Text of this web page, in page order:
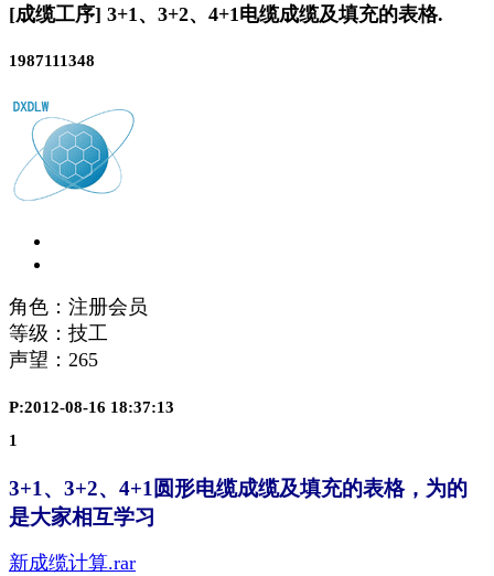
[成缆工序] 3+1、3+2、4+1电缆成缆及填充的表格.
1987111348
角色：注册会员
等级：技工
声望： 265
P:2012-08-16 18:37:13
1
3+1、3+2、4+1圆形电缆成缆及填充的表格，为的
是大家相互学习
新成缆计算.rar